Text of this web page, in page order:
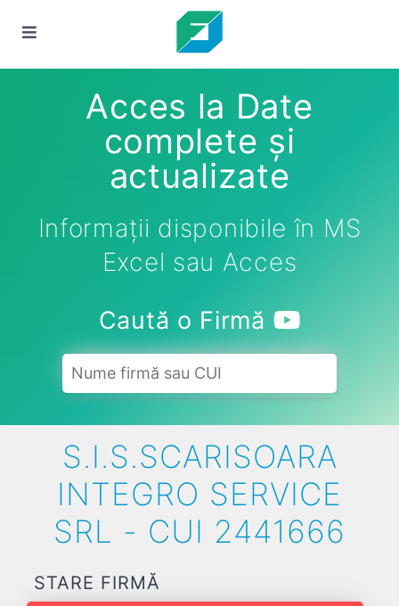
Acces la Date
complete și
actualizate
Informații disponibile în MS
Excel sau Acces
Caută o Firmă
S.I.S.SCARISOARA
INTEGRO SERVICE
SRL - CUI 2441666
STARE FIRMĂ